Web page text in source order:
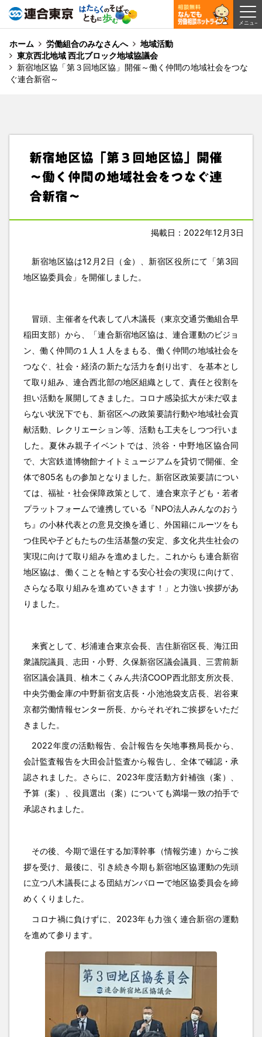
ホーム 労働組合のみなさんへ
地域活動
東京西北地域 西北ブロック地域協議会
新宿地区協「第３回地区協」開催～働く仲間の地域社会をつな
ぐ連合新宿～
新宿地区協「第３回地区協」開催
～働く仲間の地域社会をつなぐ連
合新宿～
掲載日：2022年12月3日
新宿地区協は12月2日（金）、新宿区役所にて「第3回
地区協委員会」を開催しました。
冒頭、主催者を代表して八木議長（東京交通労働組合早
稲田支部）から、「連合新宿地区協は、連合運動のビジョ
ン、働く仲間の１人１人をまもる、働く仲間の地域社会を
つなぐ、社会・経済の新たな活力を創り出す、を基本とし
て取り組み、連合西北部の地区組織として、責任と役割を
担い活動を展開してきました。コロナ感染拡大が未だ収ま
らない状況下でも、新宿区への政策要請行動や地域社会貢
献活動、レクリエーション等、活動も工夫をしつつ行いま
した。夏休み親子イベントでは、渋谷・中野地区協合同
で、大宮鉄道博物館ナイトミュージアムを貸切で開催、全
体で805名もの参加となりました。新宿区政策要請につい
ては、福祉・社会保障政策として、連合東京子ども・若者
プラットフォームで連携している『NPO法人みんなのおう
ち』の小林代表との意見交換を通じ、外国籍にルーツをも
つ住民や子どもたちの生活基盤の安定、多文化共生社会の
実現に向けて取り組みを進めました。これからも連合新宿
地区協は、働くことを軸とする安心社会の実現に向けて、
さらなる取り組みを進めていきます！」と力強い挨拶があ
りました。
来賓として、杉浦連合東京会長、吉住新宿区長、海江田
衆議院議員、志田・小野、久保新宿区議会議員、三雲前新
宿区議会議員、柚木こくみん共済COOP西北部支所次長、
中央労働金庫の中野新宿支店長・小池池袋支店長、岩谷東
京都労働情報センター所長、からそれぞれご挨拶をいただ
きました。
2022年度の活動報告、会計報告を矢地事務局長から、
会計監査報告を大田会計監査から報告し、全体で確認・承
認されました。さらに、2023年度活動方針補強（案）、
予算（案）、役員選出（案）についても満場一致の拍手で
承認されました。
その後、今期で退任する加澤幹事（情報労連）からご挨
拶を受け、最後に、引き続き今期も新宿地区協運動の先頭
に立つ八木議長による団結ガンバローで地区協委員会を締
めくくりました。
コロナ禍に負けずに、2023年も力強く連合新宿の運動
を進めて参ります。